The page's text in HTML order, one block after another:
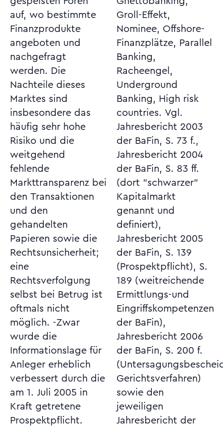
auf, wo bestimmte
Finanzprodukte
angeboten und
nachgefragt
werden. Die
Nachteile dieses
Marktes sind
insbesondere das
häufig sehr hohe
Risiko und die
weitgehend
fehlende
Markttransparenz bei
den Transaktionen
und den
gehandelten
Papieren sowie die
Rechtsunsicherheit;
eine
Rechtsverfolgung
selbst bei Betrug ist
oftmals nicht
möglich. -Zwar
wurde die
Informationslage für
Anleger erheblich
verbessert durch die
am 1. Juli 2005 in
Kraft getretene
Prospektpflicht.
Groll-Effekt,
Nominee, Offshore-
Finanzplätze, Parallel
Banking,
Racheengel,
Underground
Banking, High risk
countries. Vgl.
Jahresbericht 2003
der BaFin, S. 73 f.,
Jahresbericht 2004
der BaFin, S. 83 ff.
(dort "schwarzer"
Kapitalmarkt
genannt und
definiert),
Jahresbericht 2005
der BaFin, S. 139
(Prospektpflicht), S.
189 (weitreichende
Ermittlungs-und
Eingriffskompetenzen
der BaFin),
Jahresbericht 2006
der BaFin, S. 200 f.
(Untersagungsbescheide;
Gerichtsverfahren)
sowie den
jeweiligen
Jahresbericht der